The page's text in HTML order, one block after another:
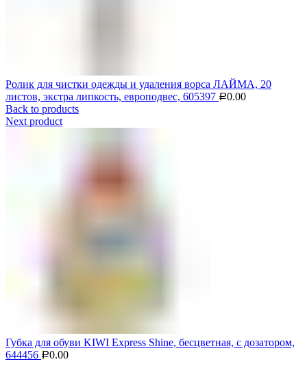
Ролик для чистки одежды и удаления ворса ЛАЙМА, 20
листов, экстра липкость, европодвес, 605397 Р0.00
Back to products
Next product
Губка для обуви KIWI Express Shine, бесцветная, с дозатором,
644456 Р0.00